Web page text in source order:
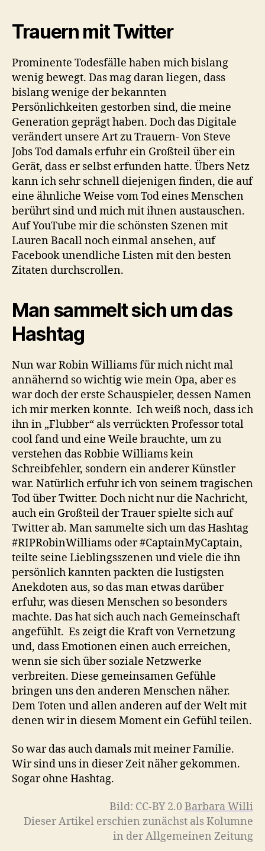
Trauern mit Twitter
Prominente Todesfälle haben mich bislang
wenig bewegt. Das mag daran liegen, dass
bislang wenige der bekannten
Persönlichkeiten gestorben sind, die meine
Generation geprägt haben. Doch das Digitale
verändert unsere Art zu Trauern- Von Steve
Jobs Tod damals erfuhr ein Großteil über ein
Gerät, dass er selbst erfunden hatte. Übers Netz
kann ich sehr schnell diejenigen finden, die auf
eine ähnliche Weise vom Tod eines Menschen
berührt sind und mich mit ihnen austauschen.
Auf YouTube mir die schönsten Szenen mit
Lauren Bacall noch einmal ansehen, auf
Facebook unendliche Listen mit den besten
Zitaten durchscrollen.
Man sammelt sich um das
Hashtag
Nun war Robin Williams für mich nicht mal
annähernd so wichtig wie mein Opa, aber es
war doch der erste Schauspieler, dessen Namen
ich mir merken konnte. Ich weiß noch, dass ich
ihn in „Flubber“ als verrückten Professor total
cool fand und eine Weile brauchte, um zu
verstehen das Robbie Williams kein
Schreibfehler, sondern ein anderer Künstler
war. Natürlich erfuhr ich von seinem tragischen
Tod über Twitter. Doch nicht nur die Nachricht,
auch ein Großteil der Trauer spielte sich auf
Twitter ab. Man sammelte sich um das Hashtag
#RIPRobinWilliams oder #CaptainMyCaptain,
teilte seine Lieblingsszenen und viele die ihn
persönlich kannten packten die lustigsten
Anekdoten aus, so das man etwas darüber
erfuhr, was diesen Menschen so besonders
machte. Das hat sich auch nach Gemeinschaft
angefühlt. Es zeigt die Kraft von Vernetzung
und, dass Emotionen einen auch erreichen,
wenn sie sich über soziale Netzwerke
verbreiten. Diese gemeinsamen Gefühle
bringen uns den anderen Menschen näher.
Dem Toten und allen anderen auf der Welt mit
denen wir in diesem Moment ein Gefühl teilen.
So war das auch damals mit meiner Familie.
Wir sind uns in dieser Zeit näher gekommen.
Sogar ohne Hashtag.
Bild: CC-BY 2.0Barbara Willi
Dieser Artikel erschien zunächst als Kolumne
in der Allgemeinen Zeitung